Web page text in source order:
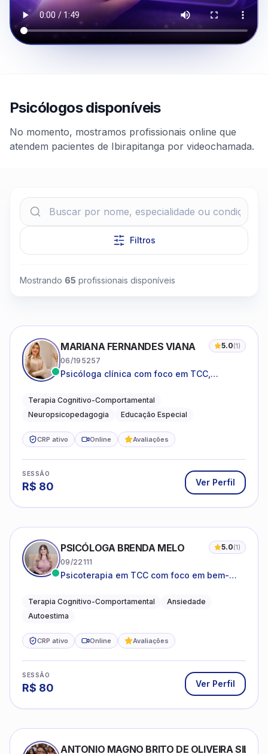
Clique para assistir
Psicólogos disponíveis
No momento, mostramos profissionais online que
atendem pacientes de Ibirapitanga por videochamada.
Filtros
Mostrando 65 profissionais disponíveis
MARIANA FERNANDES VIANA 5.0(1)
06/195257
Psicóloga clínica com foco em TCC,
do neurodesenvolvimento.
Terapia Cognitivo-Comportamental
Neuropsicopedagogia
Educação Especial
CRP ativo Online Avaliações
SESSÃO
R$ 80 Ver Perfil
PSICÓLOGA BRENDA MELO 5.0(1)
09/22111
Psicoterapia em TCC com foco em bem-
o cotidiano
Terapia Cognitivo-Comportamental
Ansiedade
Autoestima
CRP ativo Online Avaliações
SESSÃO
R$ 80 Ver Perfil
ANTONIO MAGNO BRITO DE OLIVEIRA SILVA